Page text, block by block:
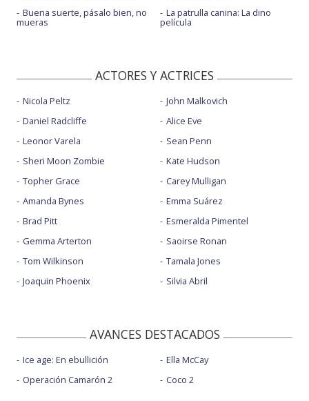
Buena suerte, pásalo bien, no
mueras
La patrulla canina: La dino
película
ACTORES Y ACTRICES
Nicola Peltz
Daniel Radcliffe
Leonor Varela
Sheri Moon Zombie
Topher Grace
Amanda Bynes
Brad Pitt
Gemma Arterton
Tom Wilkinson
Joaquin Phoenix
John Malkovich
Alice Eve
Sean Penn
Kate Hudson
Carey Mulligan
Emma Suárez
Esmeralda Pimentel
Saoirse Ronan
Tamala Jones
Silvia Abril
AVANCES DESTACADOS
Ice age: En ebullición
Operación Camarón 2
Ella McCay
Coco 2